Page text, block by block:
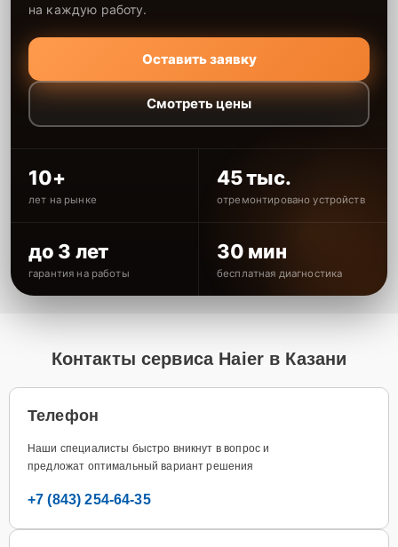
на каждую работу.
Оставить заявку
Смотреть цены
10+
лет на рынке
45 тыс.
отремонтировано устройств
до 3 лет
гарантия на работы
30 мин
бесплатная диагностика
Контакты сервиса Haier в Казани
Телефон
Наши специалисты быстро вникнут в вопрос и
предложат оптимальный вариант решения
+7 (843) 254-64-35